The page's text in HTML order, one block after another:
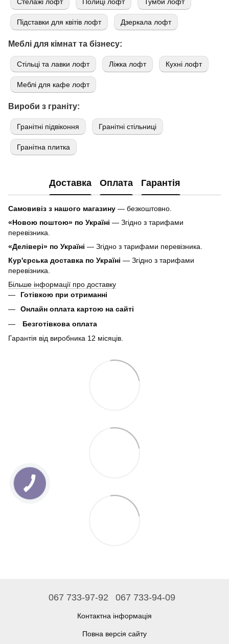
Підставки для квітів лофт Дзеркала лофт
Меблі для кімнат та бізнесу:
Стільці та лавки лофт Ліжка лофт Кухні лофт
Меблі для кафе лофт
Вироби з граніту:
Гранітні підвіконня Гранітні стільниці
Гранітна плитка
Доставка Оплата Гарантія
Самовивіз з нашого магазину — безкоштовно.
«Новою поштою» по Україні — Згідно з тарифами
перевізника.
«Делівері» по Україні — Згідно з тарифами перевізника.
Кур'єрська доставка по Україні — Згідно з тарифами
перевізника.
Більше інформації про доставку
Готівкою при отриманні
Онлайн оплата картою на сайті
Безготівкова оплата
Гарантія від виробника 12 місяців.
067 733-97-92 067 733-94-09
Контактна інформація
Повна версія сайту